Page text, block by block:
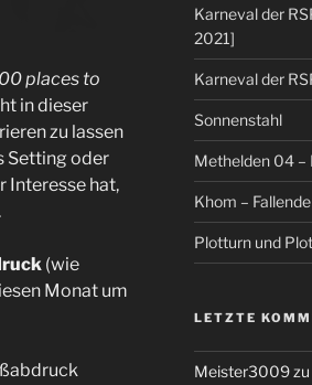
places to
in dieser
zu lassen
Setting oder
Interesse hat,
(wie
Monat um
Karneval der
2021]
Karneval der
Sonnenstahl
Methelden 04 –
Khom –
Plotturn und
LETZTE
Meister3009zu